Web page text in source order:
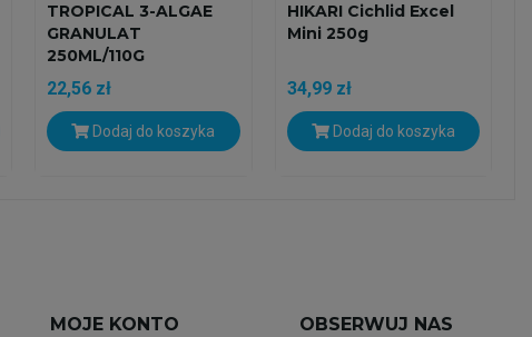
TROPICAL 3-ALGAE
GRANULAT
250ML/110G
22,56 zł
Dodaj do koszyka
HIKARI Cichlid Excel
Mini 250g
34,99 zł
Dodaj do koszyka
MOJE KONTO OBSERWUJ NAS